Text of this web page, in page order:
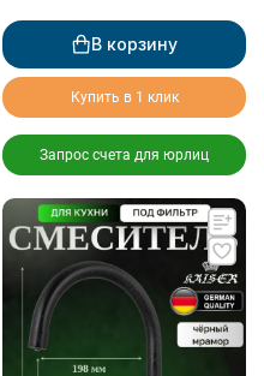
В корзину
Купить в 1 клик
Запрос счета для юрлиц